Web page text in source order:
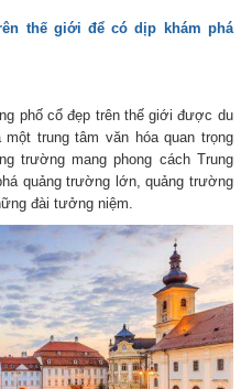
thế giới để có dịp khám phá
phố cổ đẹp trên thế giới được du
trung tâm văn hóa quan trọng
trường mang phong cách Trung
quảng trường lớn, quảng trường
đài tưởng niệm.